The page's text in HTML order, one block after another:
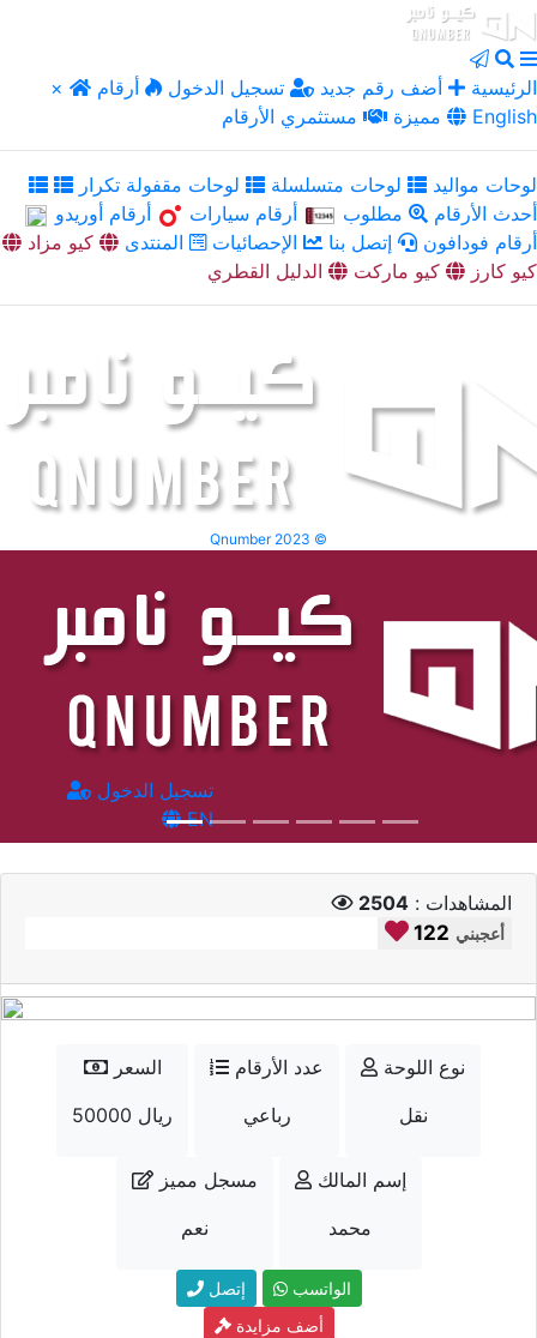
× الرئيسية أضف رقم جديد تسجيل الدخول
أرقام
مميزة
مستثمري الأرقام English
لوحات مواليد لوحات متسلسلة
لوحات مقفولة تكرار
أحدث الأرقام
مطلوب أرقام سيارات
أرقام أوريدو
أرقام فودافون
إتصل بنا الإحصائيات المنتدى
كيو مزاد
كيو كارز
كيو ماركت الدليل القطري
Qnumber 2023 ©
تسجيل الدخول
EN
المشاهدات : 2504
122 أعجبني
السعر
50000 ريال
عدد الأرقام
رباعي
نوع اللوحة
نقل
مسجل مميز
نعم
إسم المالك
محمد
إتصل
الواتسب
أضف مزايدة